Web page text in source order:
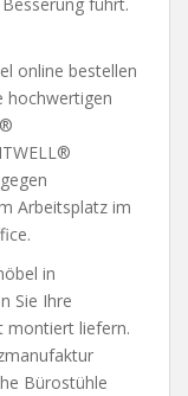
führt.
online bestellen
hochwertigen
Arbeitsplatz im
in
Sie Ihre
montiert liefern.
Bürostühle